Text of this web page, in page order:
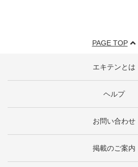
PAGE TOP
エキテンとは
ヘルプ
お問い合わせ
掲載のご案内